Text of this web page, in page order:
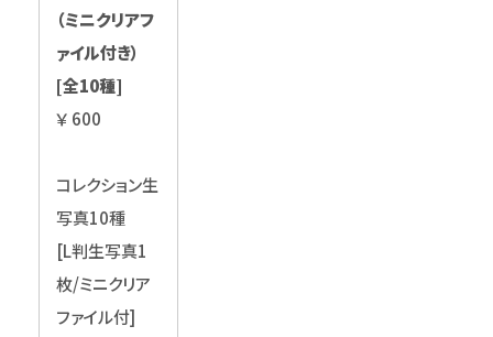
（ミニクリアフ
ァイル付き）
[全10種]
￥ 600
コレクション生
写真10種
[L判生写真1
枚/ミニクリア
ファイル付]